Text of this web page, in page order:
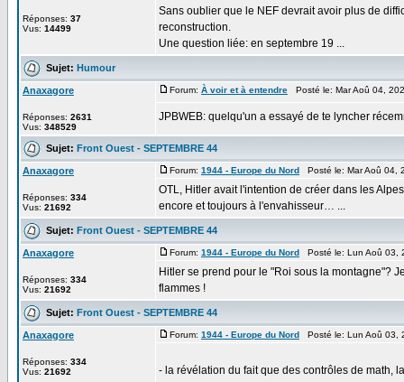
Réponses: 37
Vus: 14499
Sans oublier que le NEF devrait avoir plus de
reconstruction.
Une question liée: en septembre 19 ...
Sujet: Humour
Anaxagore
Réponses: 2631
Vus: 348529
Forum: À voir et à entendre Posté le: Mar Aoû 04,
JPBWEB: quelqu'un a essayé de te lyncher
Sujet: Front Ouest - SEPTEMBRE 44
Anaxagore
Réponses: 334
Vus: 21692
Forum: 1944 - Europe du Nord Posté le: Mar Aoû
OTL, Hitler avait l'intention de créer dans les
encore et toujours à l'envahisseur… ...
Sujet: Front Ouest - SEPTEMBRE 44
Anaxagore
Réponses: 334
Vus: 21692
Forum: 1944 - Europe du Nord Posté le: Lun Aoû
Hitler se prend pour le "Roi sous la montagne"?
flammes !
Sujet: Front Ouest - SEPTEMBRE 44
Anaxagore
Réponses: 334
Vus: 21692
Forum: 1944 - Europe du Nord Posté le: Lun Aoû
- la révélation du fait que des contrôles de math,